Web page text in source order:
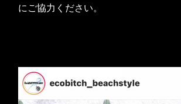
にご協力ください。